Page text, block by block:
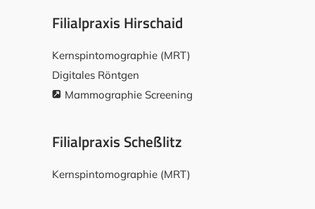
Filialpraxis Hirschaid
Kernspintomographie (MRT)
Digitales Röntgen
Mammographie Screening
Filialpraxis Scheßlitz
Kernspintomographie (MRT)